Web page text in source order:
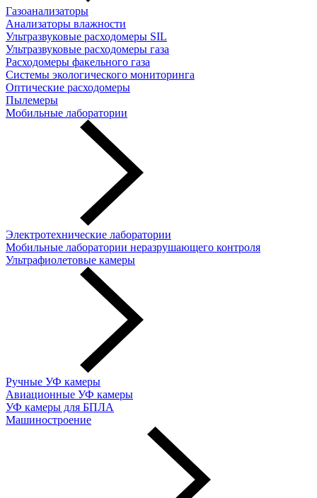
Газоанализаторы
Анализаторы влажности
Ультразвуковые расходомеры SIL
Ультразвуковые расходомеры газа
Расходомеры факельного газа
Системы экологического мониторинга
Оптические расходомеры
Пылемеры
Мобильные лаборатории
Электротехнические лаборатории
Мобильные лаборатории неразрушающего контроля
Ультрафиолетовые камеры
Ручные УФ камеры
Авиационные УФ камеры
УФ камеры для БПЛА
Машиностроение